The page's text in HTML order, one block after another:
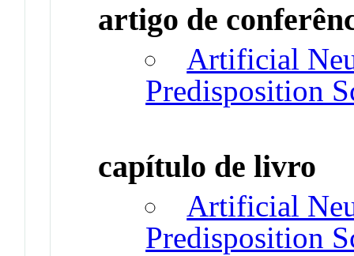
artigo de
Artificial
Predisposition
capítulo de livro
Artificial
Predisposition